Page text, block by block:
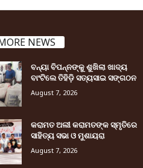
NEWS
ବନ୍ୟା ବିପନ୍ନଙ୍କୁ ଶୁଖିଲା ଖାଦ୍ୟ
ବାଂଟିଲେ ତିହିଡି଼ ସତ୍ୟସାଇ ସଙ୍ଗଠନ
August 7, 2026
କରାମତ ଅଲୀ କରାମତଙ୍କ ସ୍ମୃତିରେ
ସାହିତ୍ୟ ସଭା ଓ ମୁଶାୟରା
August 7, 2026